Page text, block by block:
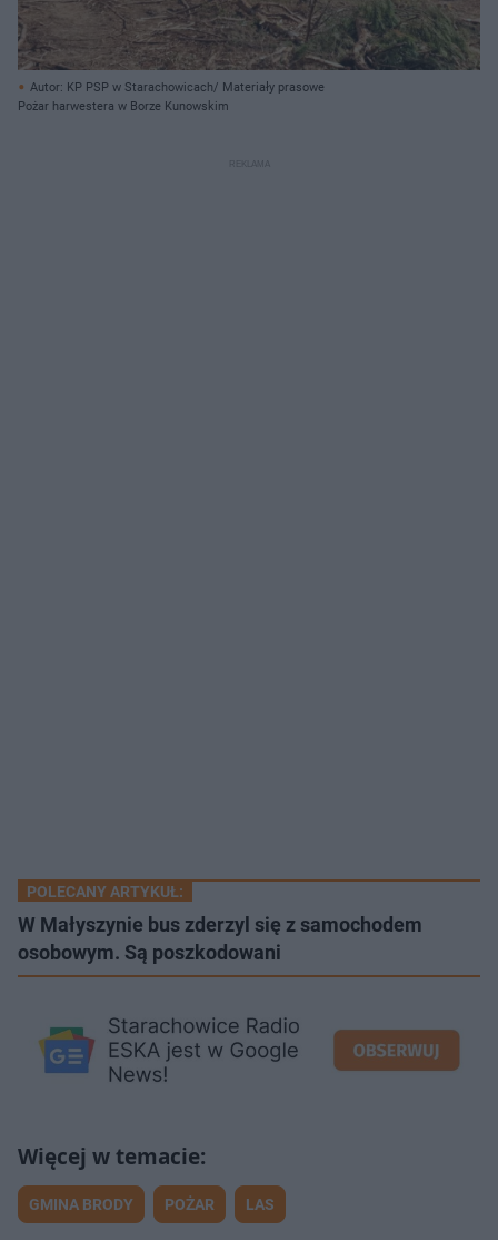
Autor: KP PSP w Starachowicach/ Materiały prasowe
Pożar harwestera w Borze Kunowskim
POLECANY ARTYKUŁ:
W Małyszynie bus zderzyl się z samochodem
osobowym. Są poszkodowani
GMINA BRODY POŻAR LAS